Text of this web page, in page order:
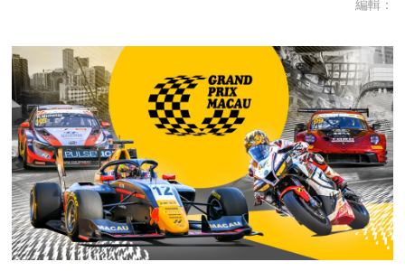
編輯：